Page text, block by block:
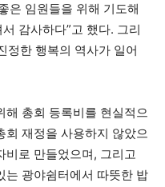
은 임원들을 위해 기도해
감사하다”고 했다. 그리
정한 행복의 역사가 일어
해 총회 등록비를 현실적으
회 재정을 사용하지 않았으
비로 만들었으며, 그리고
는 광야쉼터에서 따뜻한 밥